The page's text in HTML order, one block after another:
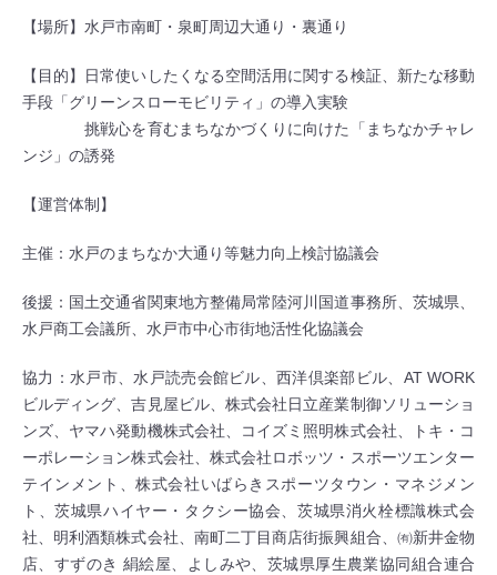
【場所】水戸市南町・泉町周辺大通り・裏通り
【目的】日常使いしたくなる空間活用に関する検証、新たな移動
手段「グリーンスローモビリティ」の導入実験
挑戦心を育むまちなかづくりに向けた「まちなかチャレ
ンジ」の誘発
【運営体制】
主催：水戸のまちなか大通り等魅力向上検討協議会
後援：国土交通省関東地方整備局常陸河川国道事務所、茨城県、
水戸商工会議所、水戸市中心市街地活性化協議会
協力：水戸市、水戸読売会館ビル、西洋倶楽部ビル、AT WORK
ビルディング、吉見屋ビル、株式会社日立産業制御ソリューショ
ンズ、ヤマハ発動機株式会社、コイズミ照明株式会社、トキ・コ
ーポレーション株式会社、株式会社ロボッツ・スポーツエンター
テインメント、株式会社いばらきスポーツタウン・マネジメン
ト、茨城県ハイヤー・タクシー協会、茨城県消火栓標識株式会
社、明利酒類株式会社、南町二丁目商店街振興組合、㈲新井金物
店、すずのき 絹絵屋、よしみや、茨城県厚生農業協同組合連合